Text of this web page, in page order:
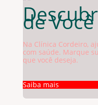
de Você
Na Clínica Cordeiro,
com saúde. Marque
que você deseja.
Saiba mais